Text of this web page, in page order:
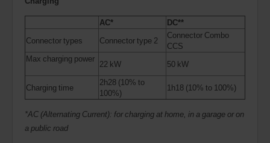
AC*
DC**
Connector types
Connector type 2
Connector Combo
CCS
Max charging power 22 kW 50 kW
Charging time
2h28 (10% to
100%)
1h18 (10% to 100%)
*AC (Alternating Current): for charging at home, in a garage or on
a public road